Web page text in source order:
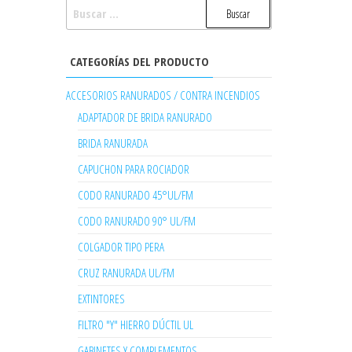
CATEGORÍAS DEL PRODUCTO
ACCESORIOS RANURADOS / CONTRA INCENDIOS
ADAPTADOR DE BRIDA RANURADO
BRIDA RANURADA
CAPUCHON PARA ROCIADOR
CODO RANURADO 45°UL/FM
CODO RANURADO 90° UL/FM
COLGADOR TIPO PERA
CRUZ RANURADA UL/FM
EXTINTORES
FILTRO "Y" HIERRO DÚCTIL UL